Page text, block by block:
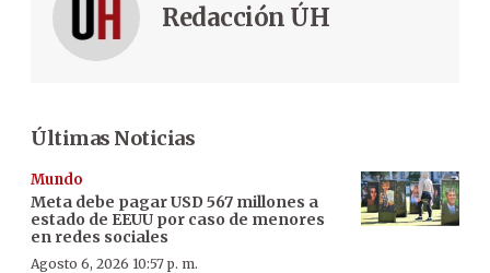
Redacción ÚH
Últimas Noticias
Mundo
Meta debe pagar USD 567 millones a
estado de EEUU por caso de menores
en redes sociales
Agosto 6, 2026 10:57 p. m.